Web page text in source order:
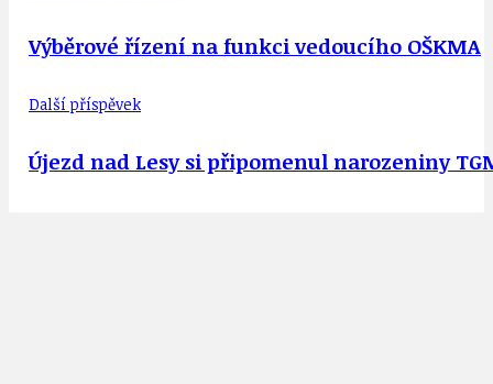
Výběrové řízení na funkci vedoucího OŠKMA
Další příspěvek
Újezd nad Lesy si připomenul narozeniny